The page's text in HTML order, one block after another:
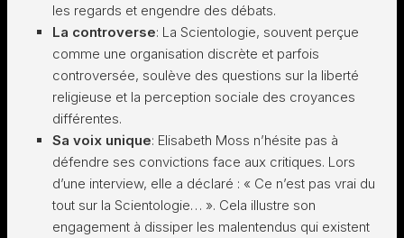
les regards et engendre des débats.
La controverse: La Scientologie, souvent perçue
comme une organisation discrète et parfois
controversée, soulève des questions sur la liberté
religieuse et la perception sociale des croyances
différentes.
Sa voix unique: Elisabeth Moss n’hésite pas à
défendre ses convictions face aux critiques. Lors
d’une interview, elle a déclaré : « Ce n’est pas vrai du
tout sur la Scientologie… ». Cela illustre son
engagement à dissiper les malentendus qui existent